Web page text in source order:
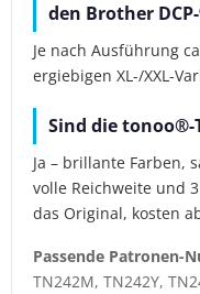
den Brother
Je nach Ausführung
ergiebigen XL-/XXL-
Sind die tonoo®-
Ja – brillante Farben,
volle Reichweite und
das Original, kosten
Passende Patronen-
TN242M, TN242Y,